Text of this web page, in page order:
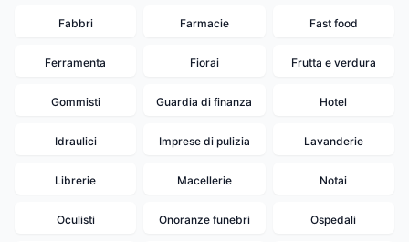
Fabbri Farmacie Fast food
Ferramenta Fiorai Frutta e verdura
Gommisti Guardia di finanza Hotel
Idraulici Imprese di pulizia Lavanderie
Librerie Macellerie Notai
Oculisti Onoranze funebri Ospedali